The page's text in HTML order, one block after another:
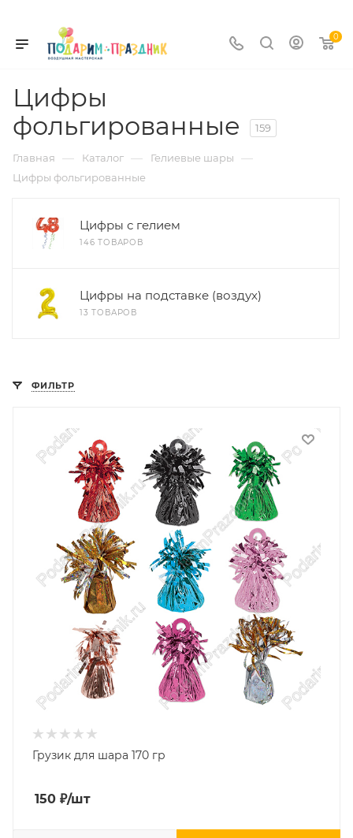
0
Цифры
фольгированные
159
Главная — Каталог — Гелиевые шары —
Цифры фольгированные
Цифры с гелием
146 ТОВАРОВ
Цифры на подставке (воздух)
13 ТОВАРОВ
ФИЛЬТР
Грузик для шара 170 гр
150 ₽/шт